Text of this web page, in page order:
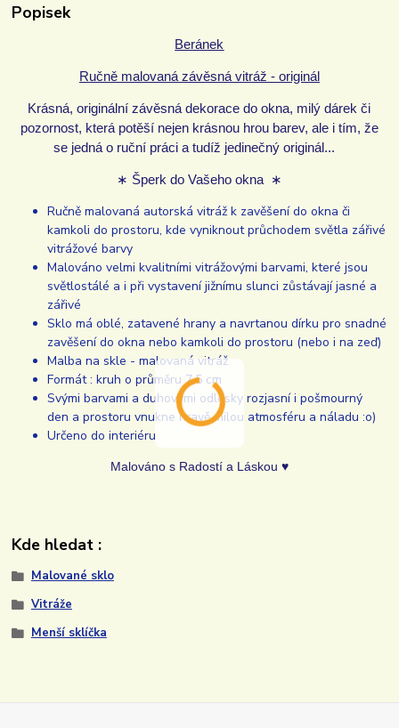
Popisek
Beránek
Ručně malovaná závěsná vitráž - originál
Krásná, originální závěsná dekorace do okna, milý dárek či
pozornost, která potěší nejen krásnou hrou barev, ale i tím, že
se jedná o ruční práci a tudíž jedinečný originál...
∗ Šperk do Vašeho okna ∗
Ručně malovaná autorská vitráž k zavěšení do okna či
kamkoli do prostoru, kde vyniknout průchodem světla zářivé
vitrážové barvy
Malováno velmi kvalitními vitrážovými barvami, které jsou
světlostálé a i při vystavení jižnímu slunci zůstávají jasné a
zářivé
Sklo má oblé, zatavené hrany a navrtanou dírku pro snadné
zavěšení do okna nebo kamkoli do prostoru (nebo i na zeď)
Malba na skle - malovaná vitráž
Formát : kruh o průměru 7,5 cm
Svými barvami a duhovými odlesky rozjasní i pošmourný
den a prostoru vnukne hravě milou atmosféru a náladu :o)
Určeno do interiéru
Malováno s Radostí a Láskou ♥
Kde hledat :
Malované sklo
Vitráže
Menší sklíčka